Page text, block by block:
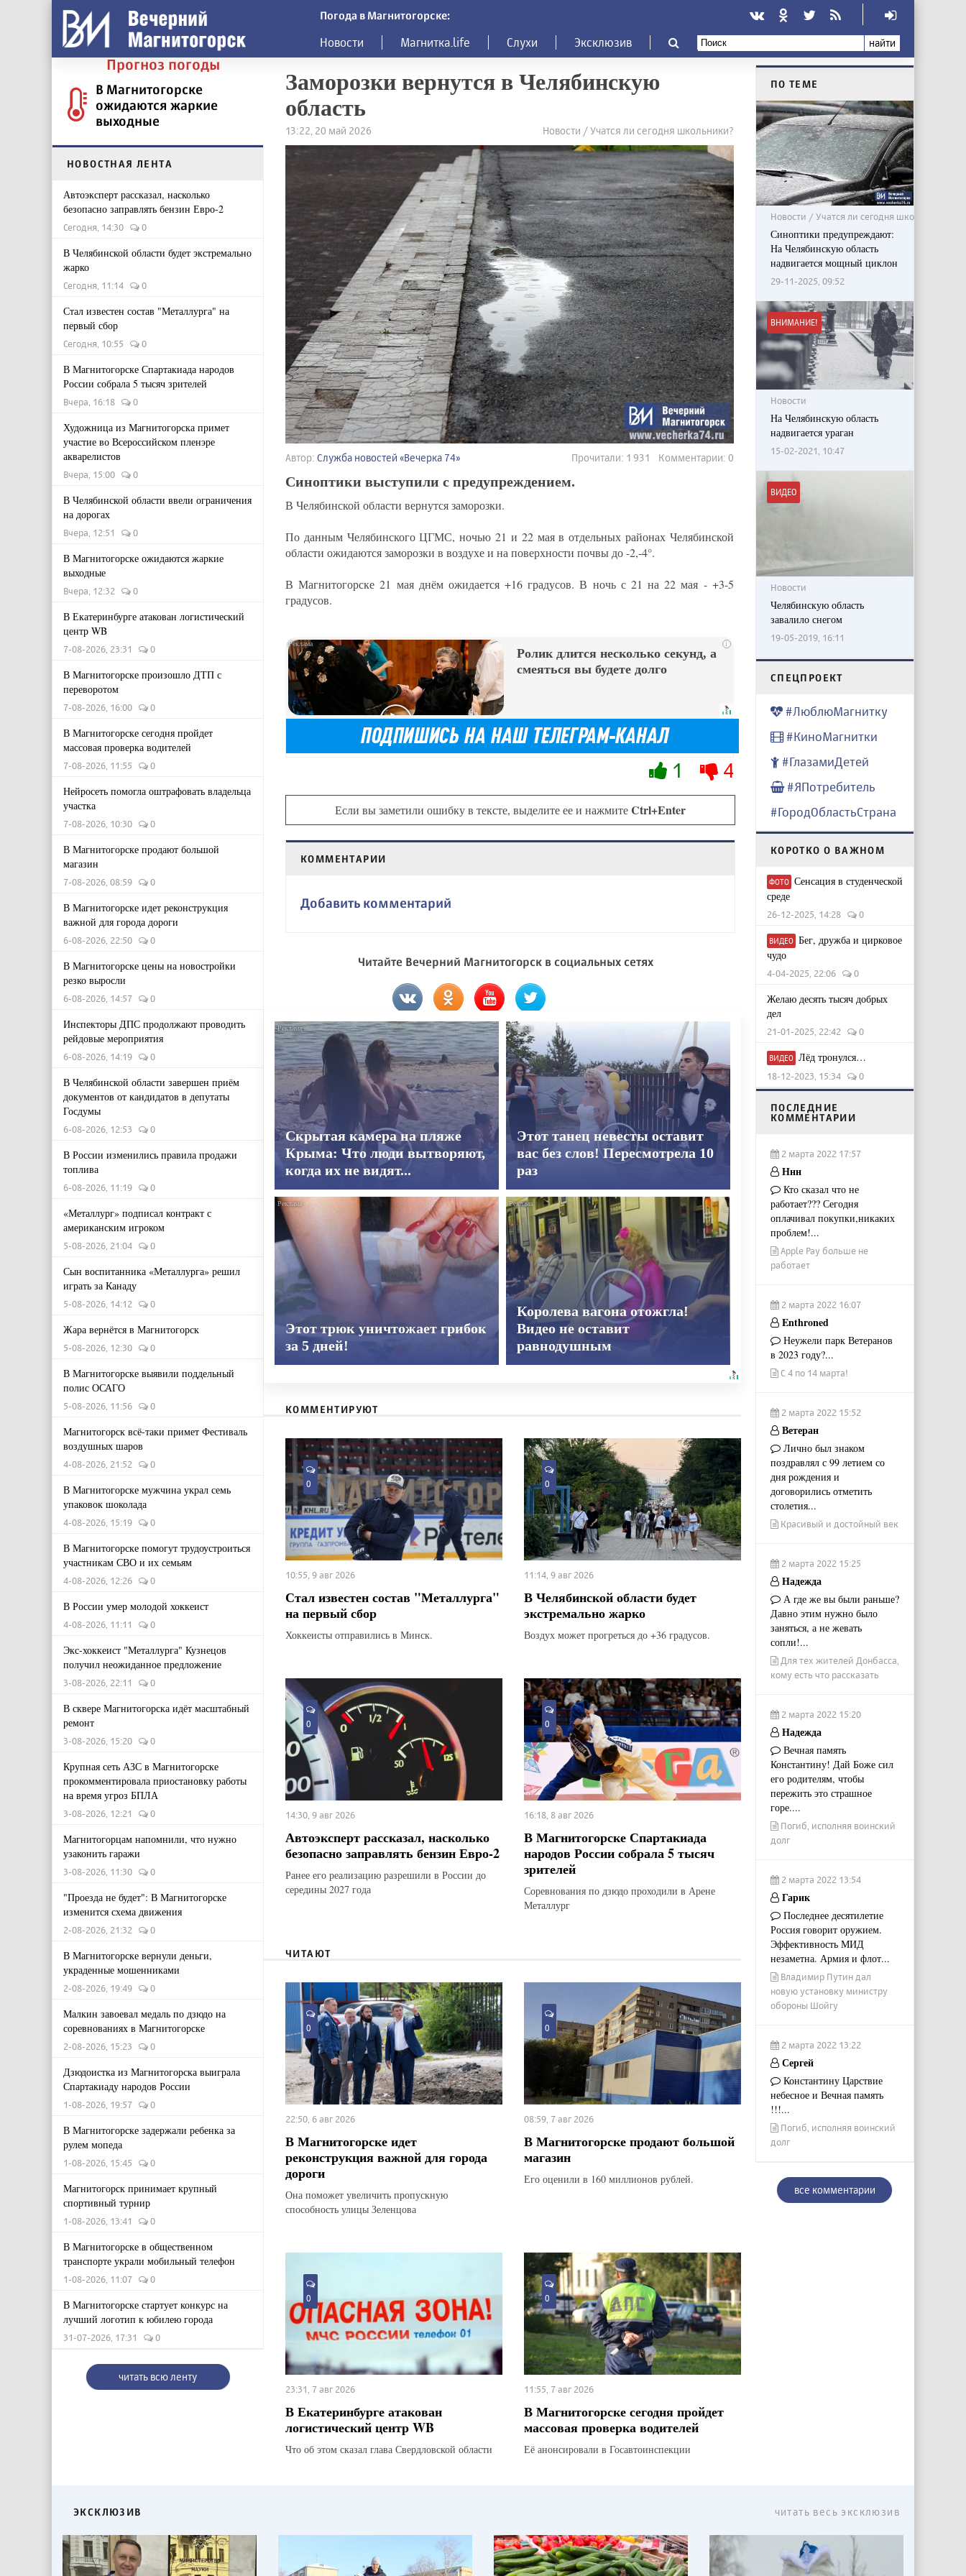
Погода в Магнитогорске:
Новости Магнитка.life Слухи Эксклюзив найти
Прогноз погоды
В Магнитогорске
ожидаются жаркие
выходные
НОВОСТНАЯ ЛЕНТА
Автоэксперт рассказал, насколько
безопасно заправлять бензин Евро-2
Сегодня, 14:30 0
В Челябинской области будет экстремально
жарко
Сегодня, 11:14 0
Стал известен состав "Металлурга" на
первый сбор
Сегодня, 10:55 0
В Магнитогорске Спартакиада народов
России собрала 5 тысяч зрителей
Вчера, 16:18 0
Художница из Магнитогорска примет
участие во Всероссийском пленэре
акварелистов
Вчера, 15:00 0
В Челябинской области ввели ограничения
на дорогах
Вчера, 12:51 0
В Магнитогорске ожидаются жаркие
выходные
Вчера, 12:32 0
В Екатеринбурге атакован логистический
центр WB
7-08-2026, 23:31 0
В Магнитогорске произошло ДТП с
переворотом
7-08-2026, 16:00 0
В Магнитогорске сегодня пройдет
массовая проверка водителей
7-08-2026, 11:55 0
Нейросеть помогла оштрафовать владельца
участка
7-08-2026, 10:30 0
В Магнитогорске продают большой
магазин
7-08-2026, 08:59 0
В Магнитогорске идет реконструкция
важной для города дороги
6-08-2026, 22:50 0
В Магнитогорске цены на новостройки
резко выросли
6-08-2026, 14:57 0
Инспекторы ДПС продолжают проводить
рейдовые мероприятия
6-08-2026, 14:19 0
В Челябинской области завершен приём
документов от кандидатов в депутаты
Госдумы
6-08-2026, 12:53 0
В России изменились правила продажи
топлива
6-08-2026, 11:19 0
«Металлург» подписал контракт с
американским игроком
5-08-2026, 21:04 0
Сын воспитанника «Металлурга» решил
играть за Канаду
5-08-2026, 14:12 0
Жара вернётся в Магнитогорск
5-08-2026, 12:30 0
В Магнитогорске выявили поддельный
полис ОСАГО
5-08-2026, 11:56 0
Магнитогорск всё-таки примет Фестиваль
воздушных шаров
4-08-2026, 21:52 0
В Магнитогорске мужчина украл семь
упаковок шоколада
4-08-2026, 15:19 0
В Магнитогорске помогут трудоустроиться
участникам СВО и их семьям
4-08-2026, 12:26 0
В России умер молодой хоккеист
4-08-2026, 11:11 0
Экс-хоккеист "Металлурга" Кузнецов
получил неожиданное предложение
3-08-2026, 22:11 0
В сквере Магнитогорска идёт масштабный
ремонт
3-08-2026, 15:20 0
Крупная сеть АЗС в Магнитогорске
прокомментировала приостановку работы
на время угроз БПЛА
3-08-2026, 12:21 0
Магнитогорцам напомнили, что нужно
узаконить гаражи
3-08-2026, 11:30 0
"Проезда не будет": В Магнитогорске
изменится схема движения
2-08-2026, 21:32 0
В Магнитогорске вернули деньги,
украденные мошенниками
2-08-2026, 19:49 0
Малкин завоевал медаль по дзюдо на
соревнованиях в Магнитогорске
2-08-2026, 15:23 0
Дзюдоистка из Магнитогорска выиграла
Спартакиаду народов России
1-08-2026, 19:57 0
В Магнитогорске задержали ребенка за
рулем мопеда
1-08-2026, 15:45 0
Магнитогорск принимает крупный
спортивный турнир
1-08-2026, 13:41 0
В Магнитогорске в общественном
транспорте украли мобильный телефон
1-08-2026, 11:07 0
В Магнитогорске стартует конкурс на
лучший логотип к юбилею города
31-07-2026, 17:31 0
читать всю ленту
Заморозки вернутся в Челябинскую
область
13:22, 20 май 2026 Новости / Учатся ли сегодня школьники?
Автор: Служба новостей «Вечерка 74» Прочитали: 1 931 Комментарии: 0
Синоптики выступили с предупреждением.
В Челябинской области вернутся заморозки.
По данным Челябинского ЦГМС, ночью 21 и 22 мая в отдельных районах Челябинской
области ожидаются заморозки в воздухе и на поверхности почвы до -2,-4°.
В Магнитогорске 21 мая днём ожидается +16 градусов. В ночь с 21 на 22 мая - +3-5
градусов.
i
Ролик длится несколько секунд, а
смеяться вы будете долго
1 4
Если вы заметили ошибку в тексте, выделите ее и нажмитеCtrl+Enter
КОММЕНТАРИИ
Добавить комментарий
Читайте Вечерний Магнитогорск в социальных сетях
Скрытая камера на пляже
Крыма: Что люди вытворяют,
когда их не видят...
Этот танец невесты оставит
вас без слов! Пересмотрела 10
раз
Этот трюк уничтожает грибок
за 5 дней!
Королева вагона отожгла!
Видео не оставит
равнодушным
КОММЕНТИРУЮТ
0
10:55, 9 авг 2026
Стал известен состав "Металлурга"
на первый сбор
Хоккеисты отправились в Минск.
0
11:14, 9 авг 2026
В Челябинской области будет
экстремально жарко
Воздух может прогреться до +36 градусов.
0
14:30, 9 авг 2026
Автоэксперт рассказал, насколько
безопасно заправлять бензин Евро-2
Ранее его реализацию разрешили в России до
середины 2027 года
0
16:18, 8 авг 2026
В Магнитогорске Спартакиада
народов России собрала 5 тысяч
зрителей
Соревнования по дзюдо проходили в Арене
Металлург
ЧИТАЮТ
0
22:50, 6 авг 2026
В Магнитогорске идет
реконструкция важной для города
дороги
Она поможет увеличить пропускную
способность улицы Зеленцова
0
08:59, 7 авг 2026
В Магнитогорске продают большой
магазин
Его оценили в 160 миллионов рублей.
0
23:31, 7 авг 2026
В Екатеринбурге атакован
логистический центр WB
Что об этом сказал глава Свердловской области
0
11:55, 7 авг 2026
В Магнитогорске сегодня пройдет
массовая проверка водителей
Её анонсировали в Госавтоинспекции
ПО ТЕМЕ
Новости / Учатся ли сегодня школьники?
Синоптики предупреждают:
На Челябинскую область
надвигается мощный циклон
29-11-2025, 09:52
ВНИМАНИЕ!
Новости
На Челябинскую область
надвигается ураган
15-02-2021, 10:47
ВИДЕО
Новости
Челябинскую область
завалило снегом
19-05-2019, 16:11
CПЕЦПРОЕКТ
#ЛюблюМагнитку
#КиноМагнитки
#ГлазамиДетей
#ЯПотребитель
#ГородОбластьСтрана
КОРОТКО О ВАЖНОМ
ФОТО Сенсация в студенческой
среде
26-12-2025, 14:28 0
ВИДЕО Бег, дружба и цирковое
чудо
4-04-2025, 22:06 0
Желаю десять тысяч добрых
дел
21-01-2025, 22:42 0
ВИДЕО Лёд тронулся…
18-12-2023, 15:34 0
ПОСЛЕДНИЕ
КОММЕНТАРИИ
2 марта 2022 17:57
Ннн
Кто сказал что не
работает??? Сегодня
оплачивал покупки,никаких
проблем!...
Apple Pay больше не
работает
2 марта 2022 16:07
Enthroned
Неужели парк Ветеранов
в 2023 году?...
С 4 по 14 марта!
2 марта 2022 15:52
Ветеран
Лично был знаком
поздравлял с 99 летием со
дня рождения и
договорились отметить
столетия...
Красивый и достойный век
2 марта 2022 15:25
Надежда
А где же вы были раньше?
Давно этим нужно было
заняться, а не жевать
сопли!...
Для тех жителей Донбасса,
кому есть что рассказать
2 марта 2022 15:20
Надежда
Вечная память
Константину! Дай Боже сил
его родителям, чтобы
пережить это страшное
горе....
Погиб, исполняя воинский
долг
2 марта 2022 13:54
Гарик
Последнее десятилетие
Россия говорит оружием.
Эффективность МИД
незаметна. Армия и флот...
Владимир Путин дал
новую установку министру
обороны Шойгу
2 марта 2022 13:22
Сергей
Константину Царствие
небесное и Вечная память
!!!...
Погиб, исполняя воинский
долг
все комментарии
ЭКСКЛЮЗИВ читать весь эксклюзив